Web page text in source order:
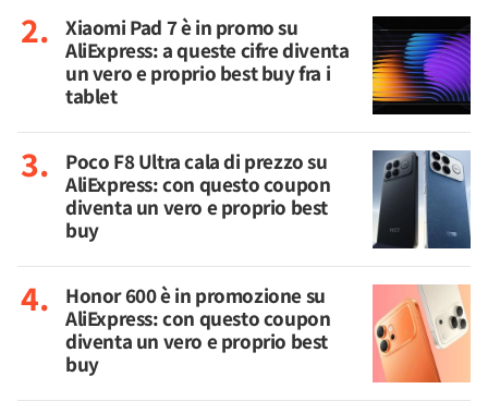
Xiaomi Pad 7 è in promo su
AliExpress: a queste cifre diventa
un vero e proprio best buy fra i
tablet
Poco F8 Ultra cala di prezzo su
AliExpress: con questo coupon
diventa un vero e proprio best
buy
Honor 600 è in promozione su
AliExpress: con questo coupon
diventa un vero e proprio best
buy